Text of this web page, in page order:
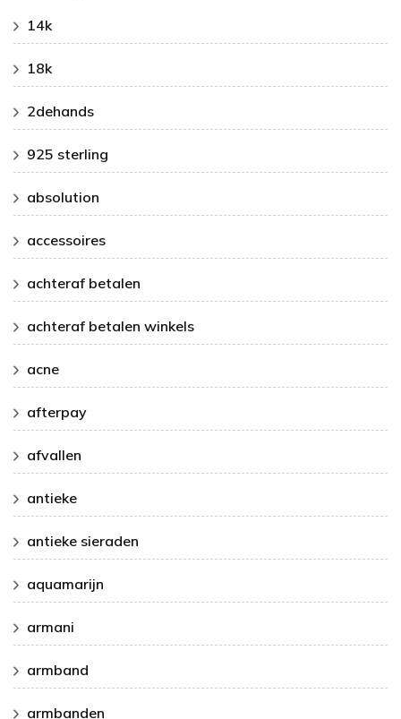
14k
18k
2dehands
925 sterling
absolution
accessoires
achteraf betalen
achteraf betalen winkels
acne
afterpay
afvallen
antieke
antieke sieraden
aquamarijn
armani
armband
armbanden